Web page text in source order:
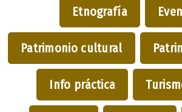
Etnografía
Patrimonio cultural
Info práctica